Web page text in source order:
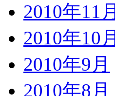
2010年11月
2010年10月
2010年9月
2010年8月